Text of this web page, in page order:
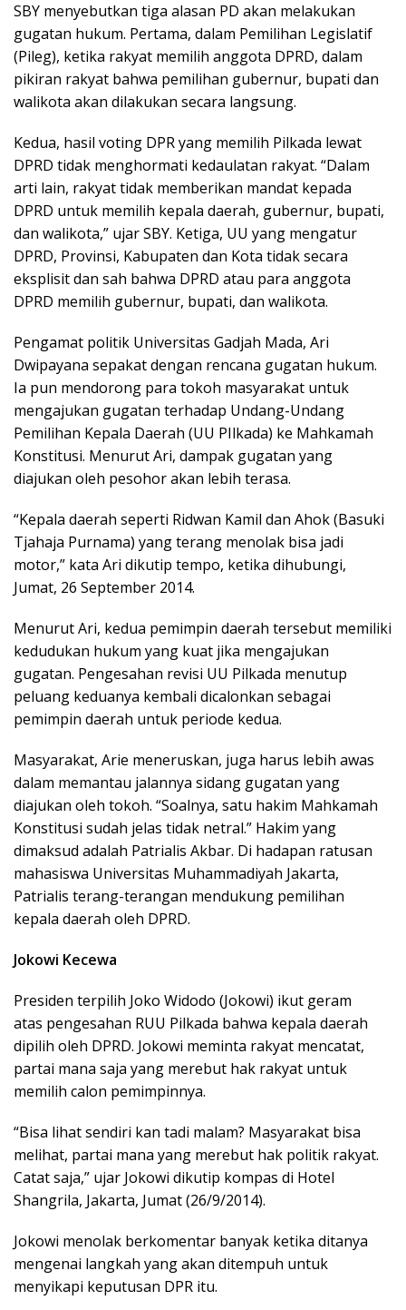
SBY menyebutkan tiga alasan PD akan melakukan
gugatan hukum. Pertama, dalam Pemilihan Legislatif
(Pileg), ketika rakyat memilih anggota DPRD, dalam
pikiran rakyat bahwa pemilihan gubernur, bupati dan
walikota akan dilakukan secara langsung.
Kedua, hasil voting DPR yang memilih Pilkada lewat
DPRD tidak menghormati kedaulatan rakyat. “Dalam
arti lain, rakyat tidak memberikan mandat kepada
DPRD untuk memilih kepala daerah, gubernur, bupati,
dan walikota,” ujar SBY. Ketiga, UU yang mengatur
DPRD, Provinsi, Kabupaten dan Kota tidak secara
eksplisit dan sah bahwa DPRD atau para anggota
DPRD memilih gubernur, bupati, dan walikota.
Pengamat politik Universitas Gadjah Mada, Ari
Dwipayana sepakat dengan rencana gugatan hukum.
Ia pun mendorong para tokoh masyarakat untuk
mengajukan gugatan terhadap Undang-Undang
Pemilihan Kepala Daerah (UU PIlkada) ke Mahkamah
Konstitusi. Menurut Ari, dampak gugatan yang
diajukan oleh pesohor akan lebih terasa.
“Kepala daerah seperti Ridwan Kamil dan Ahok (Basuki
Tjahaja Purnama) yang terang menolak bisa jadi
motor,” kata Ari dikutip tempo, ketika dihubungi,
Jumat, 26 September 2014.
Menurut Ari, kedua pemimpin daerah tersebut memiliki
kedudukan hukum yang kuat jika mengajukan
gugatan. Pengesahan revisi UU Pilkada menutup
peluang keduanya kembali dicalonkan sebagai
pemimpin daerah untuk periode kedua.
Masyarakat, Arie meneruskan, juga harus lebih awas
dalam memantau jalannya sidang gugatan yang
diajukan oleh tokoh. “Soalnya, satu hakim Mahkamah
Konstitusi sudah jelas tidak netral.” Hakim yang
dimaksud adalah Patrialis Akbar. Di hadapan ratusan
mahasiswa Universitas Muhammadiyah Jakarta,
Patrialis terang-terangan mendukung pemilihan
kepala daerah oleh DPRD.
Jokowi Kecewa
Presiden terpilih Joko Widodo (Jokowi) ikut geram
atas pengesahan RUU Pilkada bahwa kepala daerah
dipilih oleh DPRD. Jokowi meminta rakyat mencatat,
partai mana saja yang merebut hak rakyat untuk
memilih calon pemimpinnya.
“Bisa lihat sendiri kan tadi malam? Masyarakat bisa
melihat, partai mana yang merebut hak politik rakyat.
Catat saja,” ujar Jokowi dikutip kompas di Hotel
Shangrila, Jakarta, Jumat (26/9/2014).
Jokowi menolak berkomentar banyak ketika ditanya
mengenai langkah yang akan ditempuh untuk
menyikapi keputusan DPR itu.